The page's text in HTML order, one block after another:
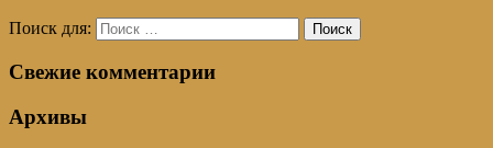
Поиск для: Поиск
Свежие комментарии
Архивы